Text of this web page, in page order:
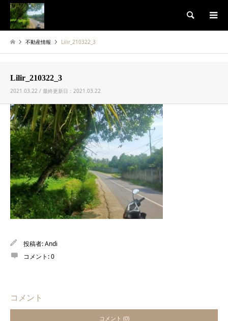
検索
不動産情報 Lilir_210322_3
Lilir_210322_3
2021.03.22 / 最終更新日：2021.03.22
投稿者:Andi
コメント:0
コメント
コメント (0)